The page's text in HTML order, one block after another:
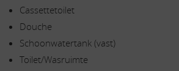
Cassettetoilet
Douche
Schoonwatertank (vast)
Toilet/Wasruimte